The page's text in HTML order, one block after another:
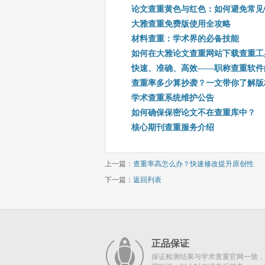
论文查重黄色与红色：如何避免常
大雅查重免费版使用全攻略
材料查重：学术界的必备技能
如何在大雅论文查重网站下载查重
快速、准确、高效——职称查重软件
查重率多少算抄袭？一文带你了解
学术查重系统维护公告
如何确保保密论文不在查重库中？
核心期刊查重服务介绍
上一篇： 查重率高怎么办？快速修改提升原创性
下一篇： 返回列表
正品保证
保证检测结果与学术查重官网一致